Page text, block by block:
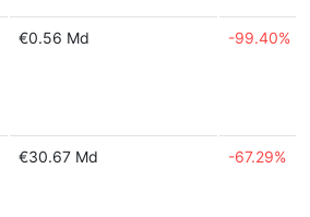
€0.56 Md -99.40%
€30.67 Md -67.29%